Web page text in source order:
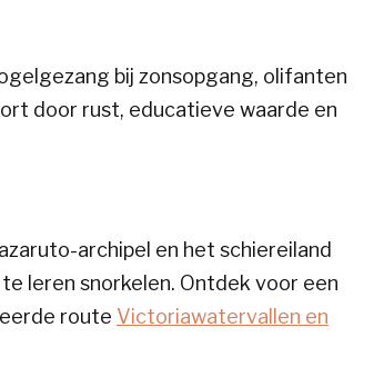
bij zonsopgang, olifanten
door rust, educatieve waarde en
archipel en het schiereiland
leren snorkelen. Ontdek voor een
route Victoriawatervallen en